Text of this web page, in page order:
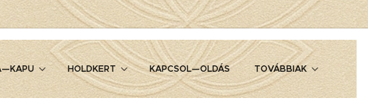
HOLDKERT KAPCSOL—OLDÁS TOVÁBBIAK